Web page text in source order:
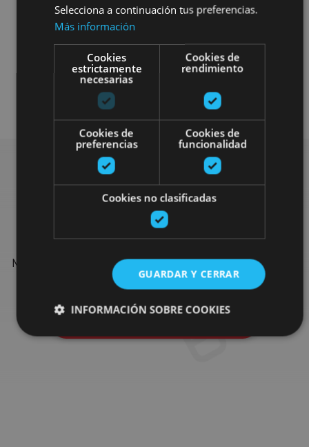
Parques de aventura
Find more plans
Navarre: organised activities, tours and the most important
events in the calendar.
Selecciona a continuación tus preferencias.
Más información
Cookies
estrictamente
necesarias
Cookies de
rendimiento
Cookies de
preferencias
Cookies de
funcionalidad
Cookies no clasificadas
GUARDAR Y CERRAR
INFORMACIÓN SOBRE COOKIES